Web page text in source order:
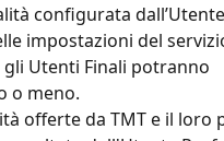
configurata dall’Utente
impostazioni del
gli Utenti Finali potranno
o meno.
offerte da TMT e il loro